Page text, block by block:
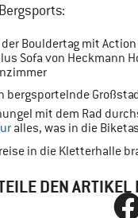
Bouldertag mit
Sofa von Heckmann
bergsportelnde
mit dem Rad
alles, was in die
in die Kletterhalle
DEN ARTIKEL